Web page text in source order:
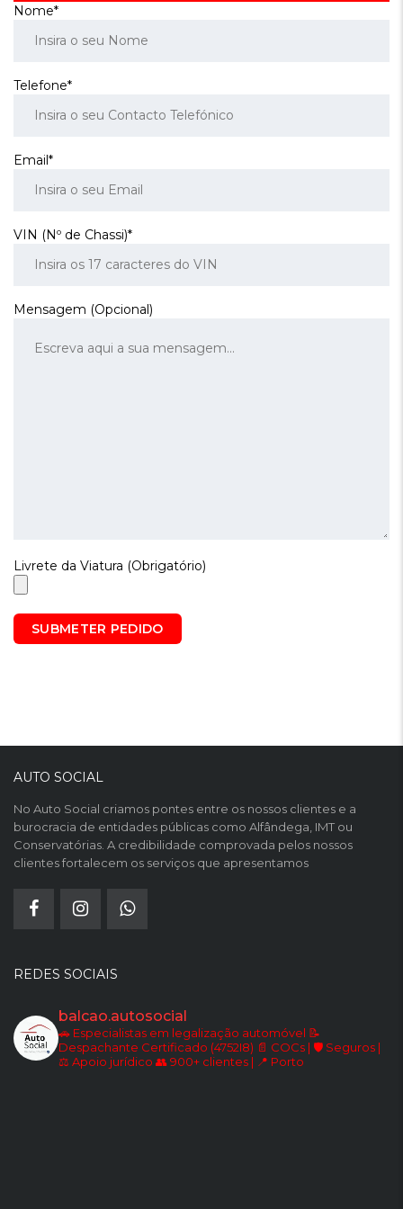
Nome*
Telefone*
Email*
VIN (Nº de Chassi)*
Mensagem (Opcional)
Livrete da Viatura (Obrigatório)
AUTO SOCIAL
No Auto Social criamos pontes entre os nossos clientes e a
burocracia de entidades públicas como Alfândega, IMT ou
Conservatórias. A credibilidade comprovada pelos nossos
clientes fortalecem os serviços que apresentamos
REDES SOCIAIS
balcao.autosocial
🚗 Especialistas em legalização automóvel 📝
Despachante Certificado (4752I8) 📄 COCs | 🛡️ Seguros |
⚖️ Apoio jurídico 👥 900+ clientes | 📍 Porto